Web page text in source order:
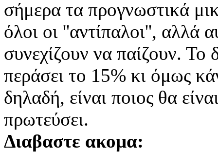
σήμερα τα προγνωστικά
όλοι οι ''αντίπαλοι'', αλλά
συνεχίζουν να παίζουν. Το
περάσει το 15% κι όμως
δηλαδή, είναι ποιος θα
πρωτεύσει.
Διαβαστε ακομα: